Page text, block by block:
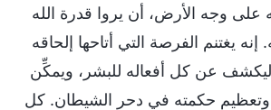
على وجه الأرض، أن يروا قدرة الله
يغتنم الفرصة التي أتاحها إلحاقه
ليكشف عن كل أفعاله للبشر، ويمكِّن
حكمته في دحر الشيطان. كل